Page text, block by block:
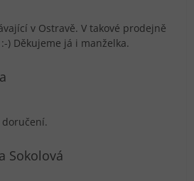
v Ostravě. V takové prodejně
) Děkujeme já i manželka.
obchodu je 5 z 5 hvězdiček.
Sokolová
obchodu je 5 z 5 hvězdiček.